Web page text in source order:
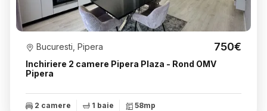
Inchiriere 2 camere Pipera Plaza - Rond OMV
Pipera
Bucuresti, Pipera 750€
2 camere 1 baie 58mp